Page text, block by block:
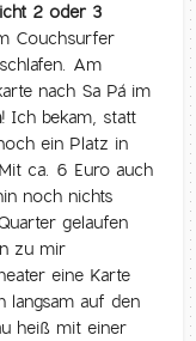
2 oder 3
Couchsurfer
Am
nach Sa Pá im
! Ich bekam, statt
ein Platz in
ca. 6 Euro auch
noch nichts
gelaufen
zu mir
eine Karte
langsam auf den
heiß mit einer